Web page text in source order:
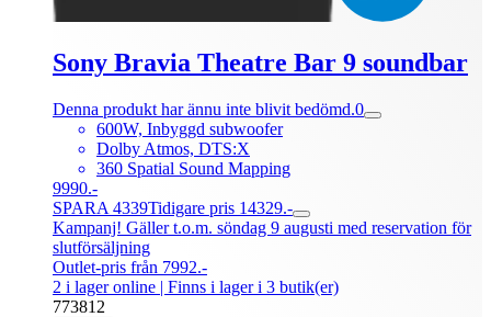
Sony Bravia Theatre Bar 9 soundbar
Denna produkt har ännu inte blivit bedömd.0
600W, Inbyggd subwoofer
Dolby Atmos, DTS:X
360 Spatial Sound Mapping
9990.-
SPARA 4339Tidigare pris 14329.-
Kampanj! Gäller t.o.m. söndag 9 augusti med reservation för
slutförsäljning
Outlet-pris från 7992.-
2 i lager online | Finns i lager i 3 butik(er)
773812